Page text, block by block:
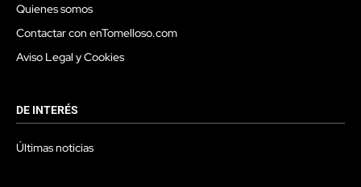
Quienes somos
Contactar con enTomelloso.com
Aviso Legal y Cookies
DE INTERÉS
Últimas noticias